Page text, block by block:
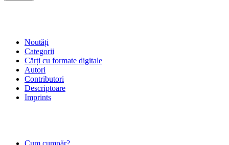
Noutăți
Categorii
Cărți cu formate digitale
Autori
Contributori
Descriptoare
Imprints
Cum cumpăr?